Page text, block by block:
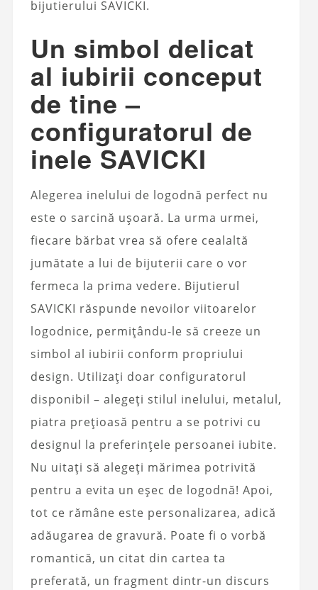
bijutierului SAVICKI.
Un simbol delicat
al iubirii conceput
de tine –
configuratorul de
inele SAVICKI
Alegerea inelului de logodnă perfect nu
este o sarcină ușoară. La urma urmei,
fiecare bărbat vrea să ofere cealaltă
jumătate a lui de bijuterii care o vor
fermeca la prima vedere. Bijutierul
SAVICKI răspunde nevoilor viitoarelor
logodnice, permițându-le să creeze un
simbol al iubirii conform propriului
design. Utilizați doar configuratorul
disponibil – alegeți stilul inelului, metalul,
piatra prețioasă pentru a se potrivi cu
designul la preferințele persoanei iubite.
Nu uitați să alegeți mărimea potrivită
pentru a evita un eșec de logodnă! Apoi,
tot ce rămâne este personalizarea, adică
adăugarea de gravură. Poate fi o vorbă
romantică, un citat din cartea ta
preferată, un fragment dintr-un discurs